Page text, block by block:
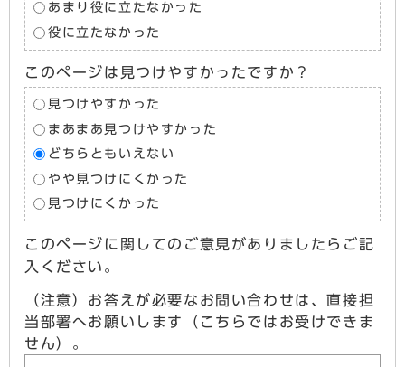
あまり役に立たなかった
役に立たなかった
このページは見つけやすかったですか？
見つけやすかった
まあまあ見つけやすかった
どちらともいえない
やや見つけにくかった
見つけにくかった
このページに関してのご意見がありましたらご記
入ください。
（注意）お答えが必要なお問い合わせは、直接担
当部署へお願いします（こちらではお受けできま
せん）。